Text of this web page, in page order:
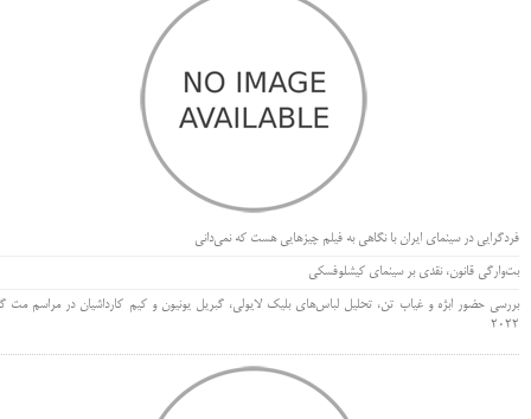
فردگرایی در سینمای ایران با نگاهی به فیلم چیزهایی هست که نمی‌دانی
بت‌وارگی قانون، نقدی بر سینمای کیشلوفسکی
بررسی حضور ابژه و غیاب تن، تحلیل لباس‌های بلیک لایولی، گبریل یونیون و کیم کارداشیان در مراسم مت
۲۰۲۲